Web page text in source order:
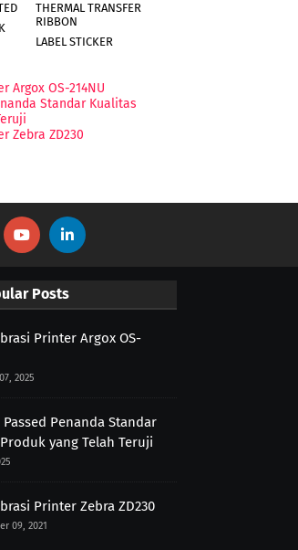
THERMAL TRANSFER
RIBBON
LABEL STICKER
Argox OS-214NU
Standar Kualitas
Zebra ZD230
Posts
Printer Argox OS-
2025
Passed Penanda Standar
yang Telah Teruji
Printer Zebra ZD230
09, 2021